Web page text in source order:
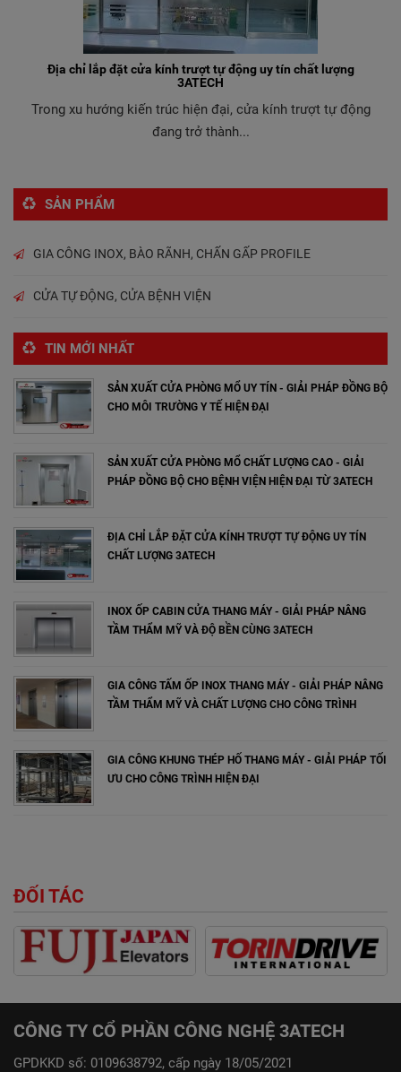
Địa chỉ lắp đặt cửa kính trượt tự động uy tín chất lượng
3ATECH
Trong xu hướng kiến trúc hiện đại, cửa kính trượt tự động
đang trở thành...
SẢN PHẨM
GIA CÔNG INOX, BÀO RÃNH, CHẤN GẤP PROFILE
CỬA TỰ ĐỘNG, CỬA BỆNH VIỆN
TIN MỚI NHẤT
SẢN XUẤT CỬA PHÒNG MỔ UY TÍN - GIẢI PHÁP ĐỒNG BỘ
CHO MÔI TRƯỜNG Y TẾ HIỆN ĐẠI
SẢN XUẤT CỬA PHÒNG MỔ CHẤT LƯỢNG CAO - GIẢI
PHÁP ĐỒNG BỘ CHO BỆNH VIỆN HIỆN ĐẠI TỪ 3ATECH
ĐỊA CHỈ LẮP ĐẶT CỬA KÍNH TRƯỢT TỰ ĐỘNG UY TÍN
CHẤT LƯỢNG 3ATECH
INOX ỐP CABIN CỬA THANG MÁY - GIẢI PHÁP NÂNG
TẦM THẨM MỸ VÀ ĐỘ BỀN CÙNG 3ATECH
GIA CÔNG TẤM ỐP INOX THANG MÁY - GIẢI PHÁP NÂNG
TẦM THẨM MỸ VÀ CHẤT LƯỢNG CHO CÔNG TRÌNH
GIA CÔNG KHUNG THÉP HỐ THANG MÁY - GIẢI PHÁP TỐI
ƯU CHO CÔNG TRÌNH HIỆN ĐẠI
ĐỐI TÁC
CÔNG TY CỔ PHẦN CÔNG NGHỆ 3ATECH
GPDKKD số: 0109638792, cấp ngày 18/05/2021